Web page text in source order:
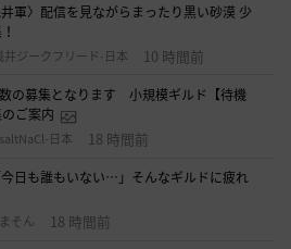
井軍〉配信を見ながらまったり黒い砂漠 少
井ジークフリード-日本 10 時間前
の募集となります 小規模ギルド【待機
ご案内
saltNaCl-日本 18 時間前
日も誰もいない…」そんなギルドに疲れ
まそん 18 時間前